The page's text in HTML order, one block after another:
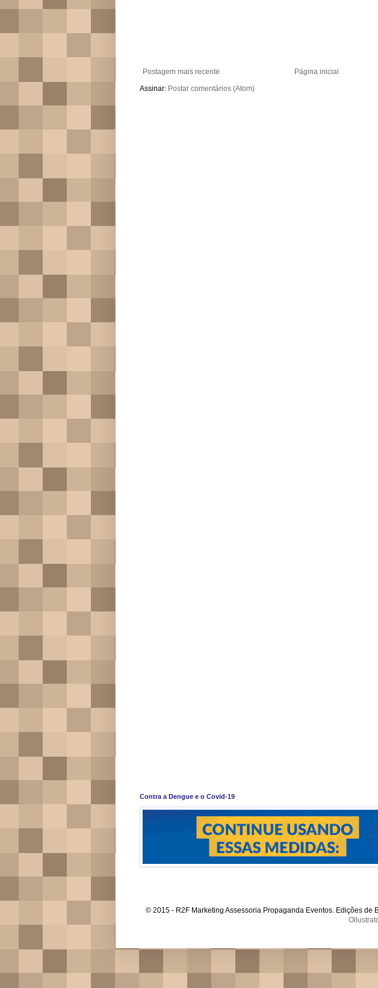
Postagem mais recente
Página inicial
Assinar: Postar comentários (Atom)
Contra a Dengue e o Covid-19
© 2015 - R2F Marketing Assessoria Propaganda Eventos. Edições